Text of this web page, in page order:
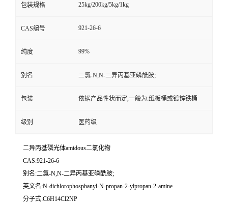
包装规格 25kg/200kg/5kg/1kg
CAS编号 921-26-6
纯度 99%
别名 二氯-N,N-二异丙基亚磷酰胺;
包装 依据产品性状而定,一般为:纸板桶或镀锌铁桶
级别 医药级
二异丙基磷光体amidous二氯化物
CAS:921-26-6
别名:二氯-N,N-二异丙基亚磷酰胺;
英文名:N-dichlorophosphanyl-N-propan-2-ylpropan-2-amine
分子式:C6H14Cl2NP